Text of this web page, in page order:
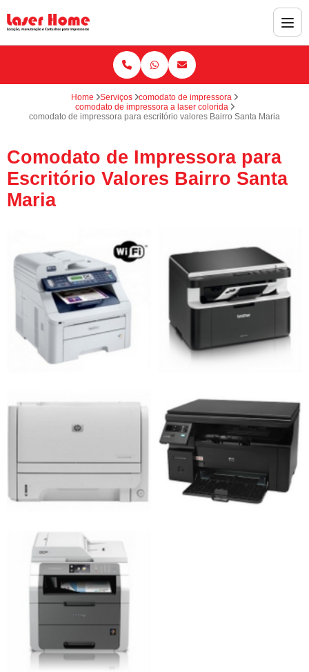
Home Serviços
comodato de impressora
comodato de impressora a laser colorida
comodato de impressora para escritório valores Bairro Santa Maria
Comodato de Impressora para
Escritório Valores Bairro Santa
Maria